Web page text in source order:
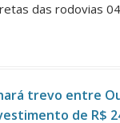
das rodovias
trevo entre
de R$